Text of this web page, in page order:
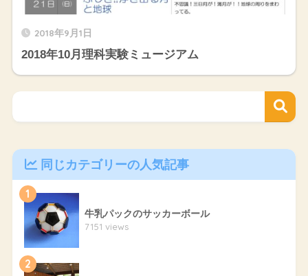
2018年9月1日
2018年10月理科実験ミュージアム
同じカテゴリーの人気記事
1
牛乳パックのサッカーボール
7151 views
2